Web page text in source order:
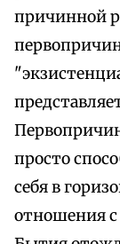
причинной
просто
себя в
отношения